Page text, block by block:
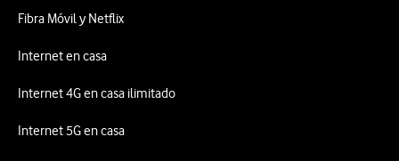
Fibra Móvil y Netflix
Internet en casa
Internet 4G en casa ilimitado
Internet 5G en casa